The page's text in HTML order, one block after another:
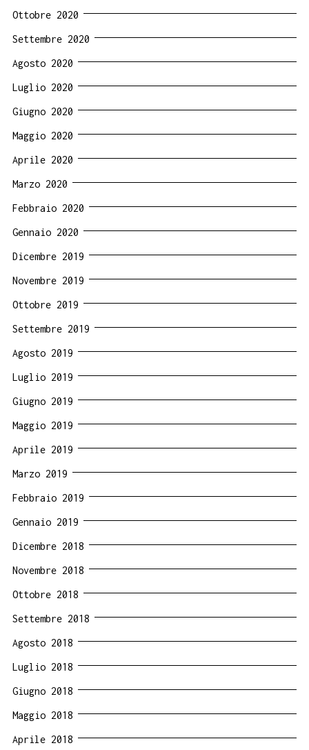
Ottobre 2020
Settembre 2020
Agosto 2020
Luglio 2020
Giugno 2020
Maggio 2020
Aprile 2020
Marzo 2020
Febbraio 2020
Gennaio 2020
Dicembre 2019
Novembre 2019
Ottobre 2019
Settembre 2019
Agosto 2019
Luglio 2019
Giugno 2019
Maggio 2019
Aprile 2019
Marzo 2019
Febbraio 2019
Gennaio 2019
Dicembre 2018
Novembre 2018
Ottobre 2018
Settembre 2018
Agosto 2018
Luglio 2018
Giugno 2018
Maggio 2018
Aprile 2018